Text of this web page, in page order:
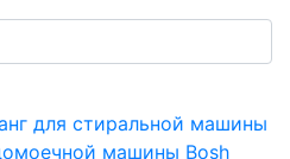
для стиральной машины
машины Bosh